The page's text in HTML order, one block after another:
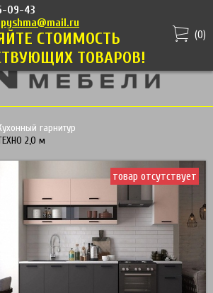
09-43
СТОИМОСТЬ
ТОВАРОВ!
(0)
гарнитур
2,0 м
товар отсутствует